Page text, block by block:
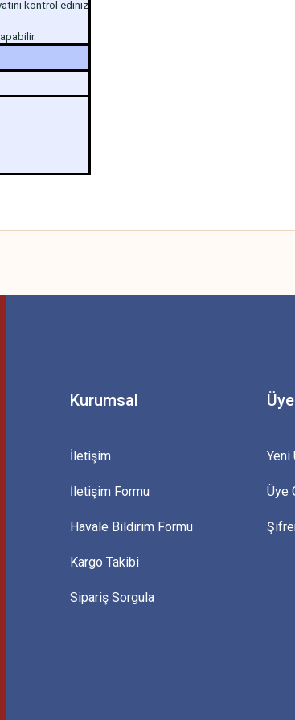
kontrol ediniz
Bu ürüne ilk yorumu siz yapın!
Gönder
Kurumsal
İletişim
İletişim Formu
Havale Bildirim Formu
Kargo Takibi
Sipariş Sorgula
Yeni
Üye